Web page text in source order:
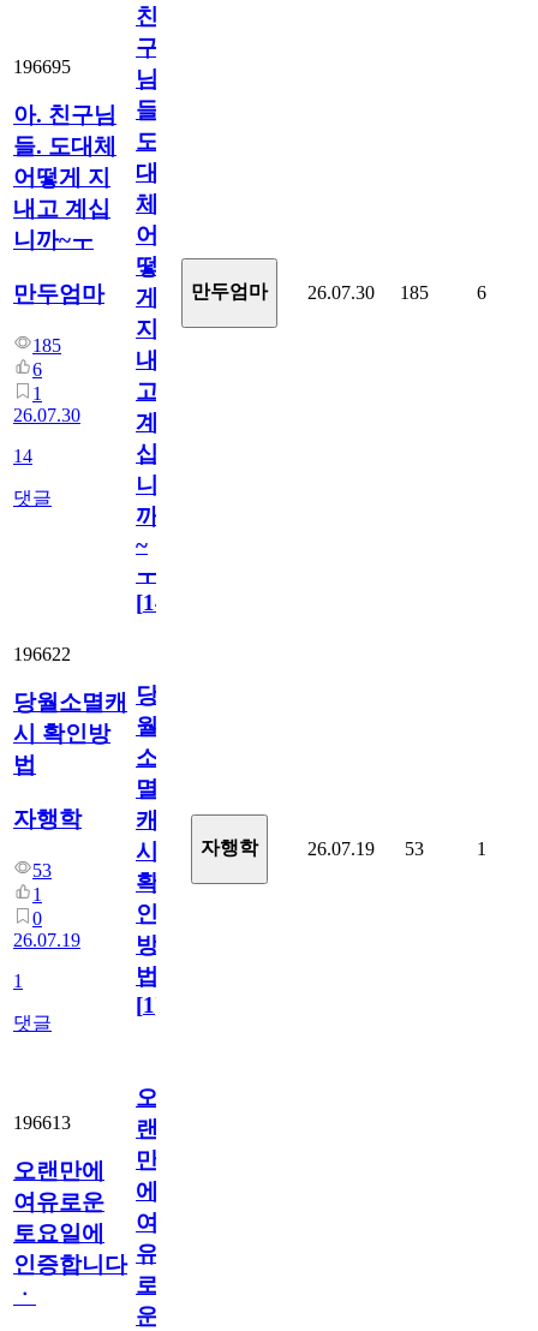
196695
아. 친구님
들. 도대체
어떻게 지
내고 계십
니까~ㅜ
만두엄마
185
6
1
26.07.30
14
댓글
친
구
님
들.
도
대
체
어
떻
게
지
내
고
계
십
니
까
~
ㅜ
[14
만두엄마 26.07.30 185 6
196622
당월소멸캐
시 확인방
법
자행학
53
1
0
26.07.19
1
댓글
당
월
소
멸
캐
시
확
인
방
법
[1]
자행학 26.07.19 53 1
196613
오랜만에
여유로운
토요일에
인증합니다
ㆍ
오
랜
만
에
여
유
로
운